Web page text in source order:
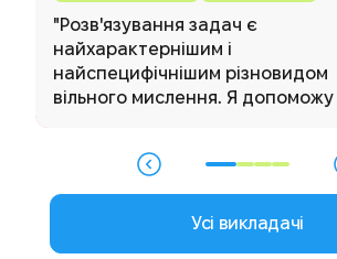
"Розв'язування задач є
найхарактернішим і
найспецифічнішим різновидом
вільного мислення. Я допоможу
Усі викладачі